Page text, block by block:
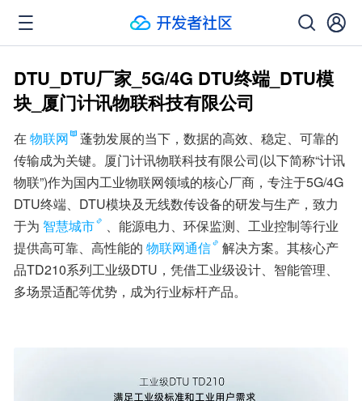
DTU_DTU厂家_5G/4G DTU终端_DTU模
块_厦门计讯物联科技有限公司
在 物联网
蓬勃发展的当下，数据的高效、稳定、可靠的
传输成为关键。厦门计讯物联科技有限公司(以下简称“计讯
物联”)作为国内工业物联网领域的核心厂商，专注于5G/4G
DTU终端、DTU模块及无线数传设备的研发与生产，致力
于为 智慧城市
、能源电力、环保监测、工业控制等行业
提供高可靠、高性能的 物联网通信
解决方案。其核心产
品TD210系列工业级DTU，凭借工业级设计、智能管理、
多场景适配等优势，成为行业标杆产品。